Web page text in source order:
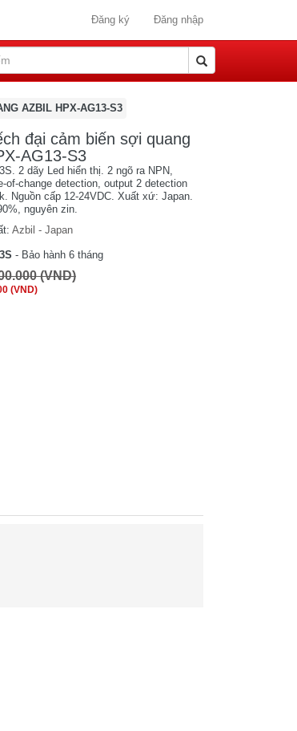
Đăng ký Đăng nhập
AZBIL HPX-AG13-S3
đại cảm biến sợi quang
AG13-S3
2 dãy Led hiển thị. 2 ngõ ra NPN,
of-change detection, output 2 detection
Nguồn cấp 12-24VDC. Xuất xứ: Japan.
nguyên zin.
Azbil - Japan
- Bảo hành 6 tháng
(VND)
(VND)